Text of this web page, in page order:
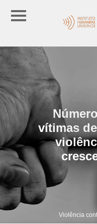
vítimas
Violência